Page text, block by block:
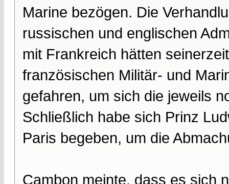
Marine bezögen. Die
russischen und englischen
mit Frankreich hätten
französischen Militär- und
gefahren, um sich die jeweils
Schließlich habe sich Prinz
Paris begeben, um die
Cambon meinte, dass es sich